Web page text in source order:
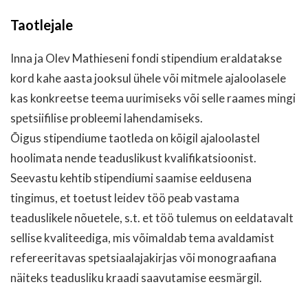
Taotlejale
Inna ja Olev Mathieseni fondi stipendium eraldatakse
kord kahe aasta jooksul ühele või mitmele ajaloolasele
kas konkreetse teema uurimiseks või selle raames mingi
spetsiifilise probleemi lahendamiseks.
Õigus stipendiume taotleda on kõigil ajaloolastel
hoolimata nende teaduslikust kvalifikatsioonist.
Seevastu kehtib stipendiumi saamise eeldusena
tingimus, et toetust leidev töö peab vastama
teaduslikele nõuetele, s.t. et töö tulemus on eeldatavalt
sellise kvaliteediga, mis võimaldab tema avaldamist
refereeritavas spetsiaalajakirjas või monograafiana
näiteks teadusliku kraadi saavutamise eesmärgil.